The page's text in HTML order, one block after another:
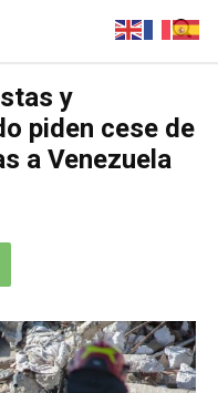
y
piden cese de
a Venezuela